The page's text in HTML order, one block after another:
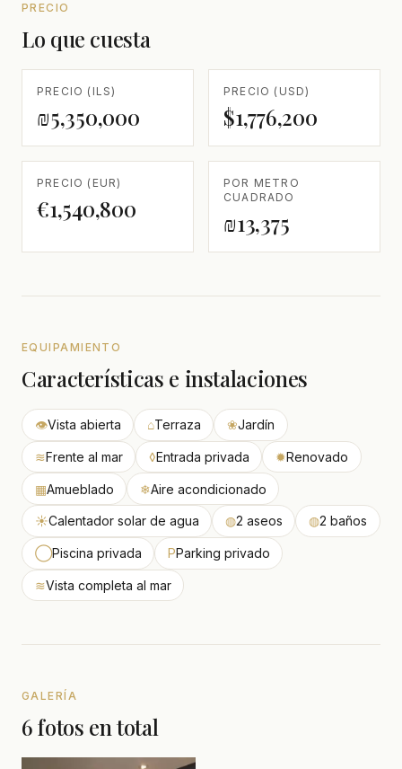
PRECIO
Lo que cuesta
PRECIO (ILS)
₪5,350,000
PRECIO (USD)
$1,776,200
PRECIO (EUR)
€1,540,800
POR METRO
CUADRADO
₪13,375
EQUIPAMIENTO
Características e instalaciones
👁Vista abierta ⌂Terraza ❀Jardín
≋Frente al mar ◊Entrada privada ✹Renovado
▦Amueblado ❄Aire acondicionado
☀Calentador solar de agua ◍2 aseos ◍2 baños
◯Piscina privada PParking privado
≋Vista completa al mar
GALERÍA
6 fotos en total